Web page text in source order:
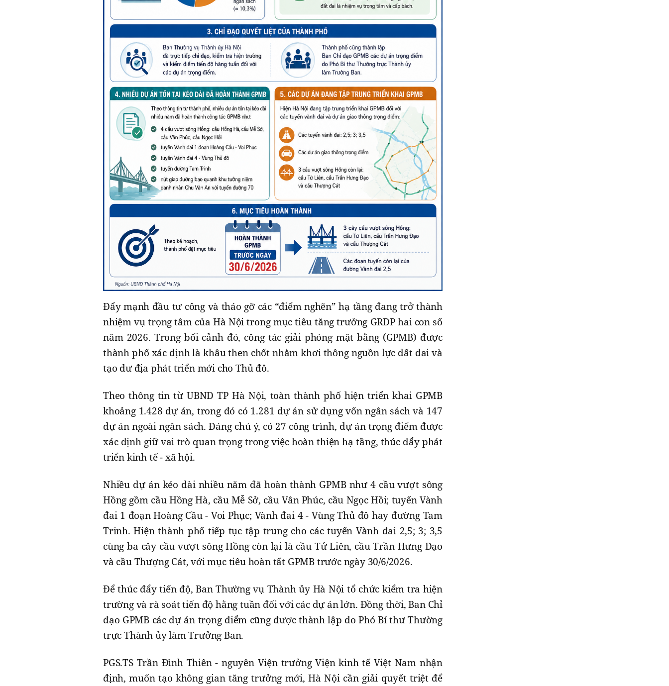
Đẩy mạnh đầu tư công và tháo gỡ các “điểm nghẽn” hạ tầng đang trở thành
nhiệm vụ trọng tâm của Hà Nội trong mục tiêu tăng trưởng GRDP hai con số
năm 2026. Trong bối cảnh đó, công tác giải phóng mặt bằng (GPMB) được
thành phố xác định là khâu then chốt nhằm khơi thông nguồn lực đất đai và
tạo dư địa phát triển mới cho Thủ đô.
Theo thông tin từ UBND TP Hà Nội, toàn thành phố hiện triển khai GPMB
khoảng 1.428 dự án, trong đó có 1.281 dự án sử dụng vốn ngân sách và 147
dự án ngoài ngân sách. Đáng chú ý, có 27 công trình, dự án trọng điểm được
xác định giữ vai trò quan trọng trong việc hoàn thiện hạ tầng, thúc đẩy phát
triển kinh tế - xã hội.
Nhiều dự án kéo dài nhiều năm đã hoàn thành GPMB như 4 cầu vượt sông
Hồng gồm cầu Hồng Hà, cầu Mễ Sở, cầu Vân Phúc, cầu Ngọc Hồi; tuyến Vành
đai 1 đoạn Hoàng Cầu - Voi Phục; Vành đai 4 - Vùng Thủ đô hay đường Tam
Trinh. Hiện thành phố tiếp tục tập trung cho các tuyến Vành đai 2,5; 3; 3,5
cùng ba cây cầu vượt sông Hồng còn lại là cầu Tứ Liên, cầu Trần Hưng Đạo
và cầu Thượng Cát, với mục tiêu hoàn tất GPMB trước ngày 30/6/2026.
Để thúc đẩy tiến độ, Ban Thường vụ Thành ủy Hà Nội tổ chức kiểm tra hiện
trường và rà soát tiến độ hằng tuần đối với các dự án lớn. Đồng thời, Ban Chỉ
đạo GPMB các dự án trọng điểm cũng được thành lập do Phó Bí thư Thường
trực Thành ủy làm Trưởng Ban.
PGS.TS Trần Đình Thiên - nguyên Viện trưởng Viện kinh tế Việt Nam nhận
định, muốn tạo không gian tăng trưởng mới, Hà Nội cần giải quyết triệt để